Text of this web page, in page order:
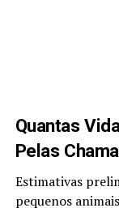
Quantas
Pelas
Estimativas
pequenos